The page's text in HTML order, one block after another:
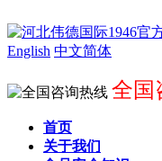
English 中文简体
全国
首页
关于我们